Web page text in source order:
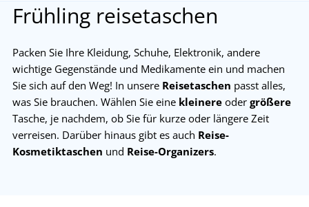
Frühling reisetaschen
Packen Sie Ihre Kleidung, Schuhe, Elektronik, andere
wichtige Gegenstände und Medikamente ein und machen
Sie sich auf den Weg! In unsere Reisetaschen passt alles,
was Sie brauchen. Wählen Sie eine kleinere oder größere
Tasche, je nachdem, ob Sie für kurze oder längere Zeit
verreisen. Darüber hinaus gibt es auch Reise-
Kosmetiktaschen und Reise-Organizers.